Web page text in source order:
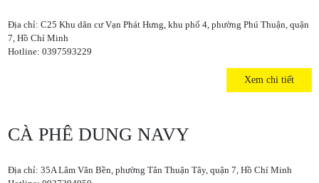
Địa chỉ: C25 Khu dân cư Vạn Phát Hưng, khu phố 4, phường Phú Thuận, quận
7, Hồ Chí Minh
Hotline: 0397593229
Xem chi tiết
CÀ PHÊ DUNG NAVY
Địa chỉ: 35A Lâm Văn Bền, phường Tân Thuận Tây, quận 7, Hồ Chí Minh